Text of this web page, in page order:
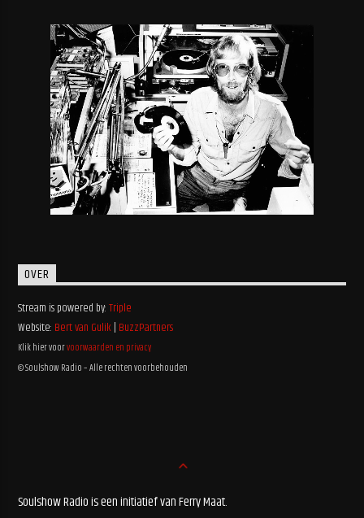
OVER
Stream is powered by:Triple
Website: Bert van Gulik| BuzzPartners
Klik hier voorvoorwaarden en privacy
© Soulshow Radio – Alle rechten voorbehouden
Soulshow Radio is een initiatief van Ferry Maat.